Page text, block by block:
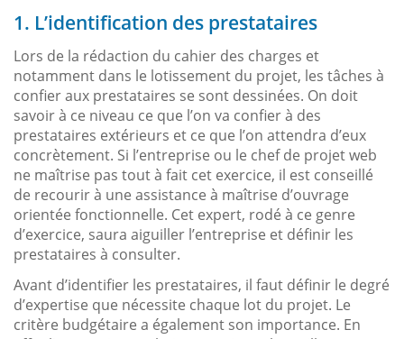
1. L’identification des prestataires
Lors de la rédaction du cahier des charges et
notamment dans le lotissement du projet, les tâches à
confier aux prestataires se sont dessinées. On doit
savoir à ce niveau ce que l’on va confier à des
prestataires extérieurs et ce que l’on attendra d’eux
concrètement. Si l’entreprise ou le chef de projet web
ne maîtrise pas tout à fait cet exercice, il est conseillé
de recourir à une assistance à maîtrise d’ouvrage
orientée fonctionnelle. Cet expert, rodé à ce genre
d’exercice, saura aiguiller l’entreprise et définir les
prestataires à consulter.
Avant d’identifier les prestataires, il faut définir le degré
d’expertise que nécessite chaque lot du projet. Le
critère budgétaire a également son importance. En